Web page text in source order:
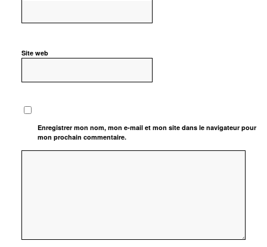
Site web
Enregistrer mon nom, mon e-mail et mon site dans le navigateur pour
mon prochain commentaire.